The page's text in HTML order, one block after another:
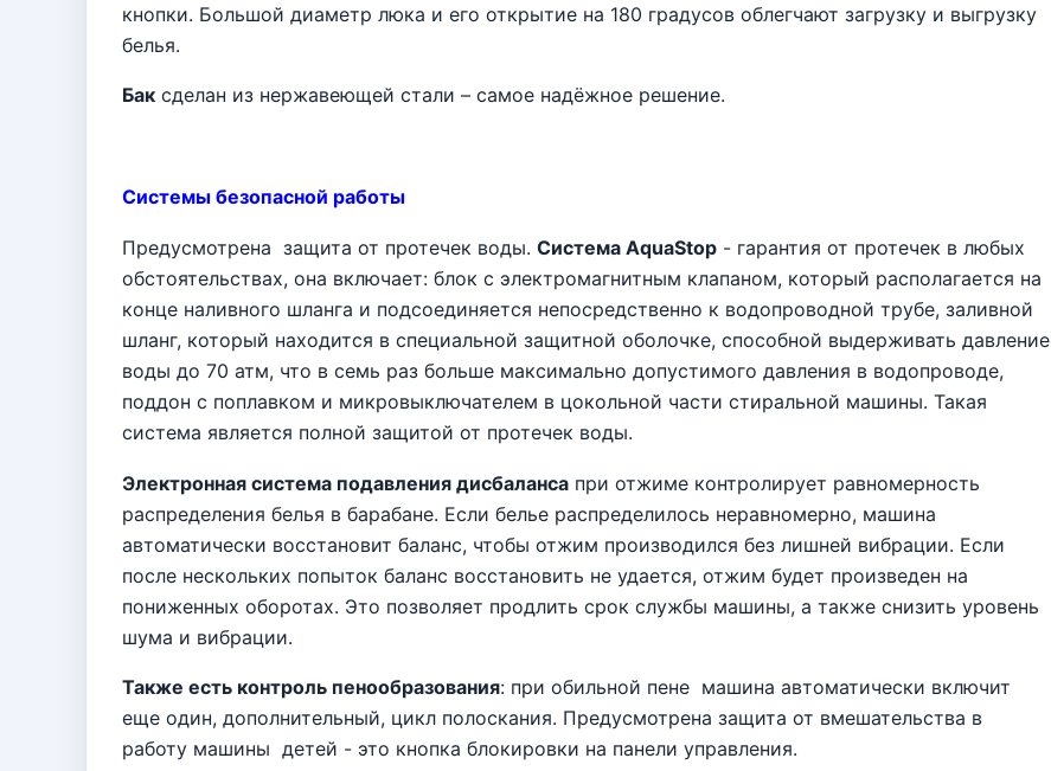
кнопки. Большой диаметр люка и его открытие на 180 градусов облегчают загрузку и выгрузку
белья.
Бак сделан из нержавеющей стали – самое надёжное решение.
Системы безопасной работы
Предусмотрена защита от протечек воды. Система AquaStop - гарантия от протечек в любых
обстоятельствах, она включает: блок c электромагнитным клапаном, который располагается на
конце наливного шланга и подсоединяется непосредственно к водопроводной трубе, заливной
шланг, который находится в специальной защитной оболочке, способной выдерживать давление
воды до 70 атм, что в семь раз больше максимально допустимого давления в водопроводе,
поддон с поплавком и микровыключателем в цокольной части стиральной машины. Такая
система является полной защитой от протечек воды.
Электронная система подавления дисбаланса при отжиме контролирует равномерность
распределения белья в барабане. Если белье распределилось неравномерно, машина
автоматически восстановит баланс, чтобы отжим производился без лишней вибрации. Если
после нескольких попыток баланс восстановить не удается, отжим будет произведен на
пониженных оборотах. Это позволяет продлить срок службы машины, а также снизить уровень
шума и вибрации.
Также есть контроль пенообразования: при обильной пене машина автоматически включит
еще один, дополнительный, цикл полоскания. Предусмотрена защита от вмешательства в
работу машины детей - это кнопка блокировки на панели управления.